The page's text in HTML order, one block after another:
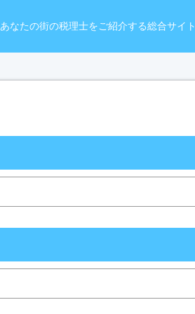
あなたの街の税理士をご紹介する総合サイト